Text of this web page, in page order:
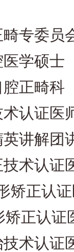
专委员
学硕士
正畸科
认证医
讲解团
术认证
正认证
正认证
术认证